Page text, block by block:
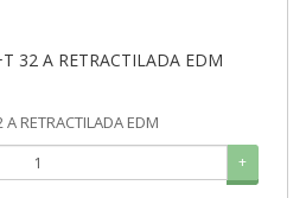
32 A RETRACTILADA EDM
A RETRACTILADA EDM
+